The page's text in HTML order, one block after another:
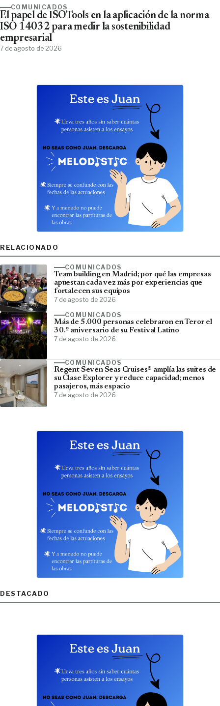
COMUNICADOS
El papel de ISOTools en la aplicación de la norma
ISO 14032 para medir la sostenibilidad
empresarial
7 de agosto de 2026
RELACIONADO
COMUNICADOS
Team building en Madrid; por qué las empresas
apuestan cada vez más por experiencias que
fortalecen sus equipos
7 de agosto de 2026
COMUNICADOS
Más de 5.000 personas celebraron en Teror el
30.º aniversario de su Festival Latino
7 de agosto de 2026
COMUNICADOS
Regent Seven Seas Cruises® amplía las suites de
su Clase Explorer y reduce capacidad; menos
pasajeros, más espacio
7 de agosto de 2026
DESTACADO